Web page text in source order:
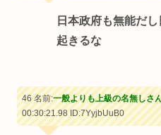
日本政府も無能だ
起きるな
46 名前:一般よりも上級の名無しさ
00:30:21.98ID:7YyjbUuB0